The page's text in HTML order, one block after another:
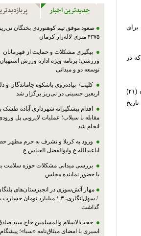
در
محرومیت‌های ناشی از دارا بودن چک برگشتی مندرج در ماده (۵) مکرر قانون صدور چک و همچنین ماده (۲۱)
حقیقی و حقوقی که چک ایشان از تاریخ ۱۴۰۴/۱۲/۰۹ تا تاریخ
جدیدترین اخبار
صعود موفق تیم کوهنوردی بختگان
۴۳۷۵ متری لاله‌زار کرمان
پیگیری مشکلات و حمایت از قهرمانان
ورزشی؛ برنامه ویژه اداره ورزش
توسعه دو و میدانی
کلیپ/ پیاده‌روی باشکوه جاماندگان و
اربعین حسینی در نی‌ریز برگزار شد
اقدام پیشگیرانه شهرداری آباده طشک
مقابله با سیلاب؛ عملیات لایروبی پل
انجام شد
ورود به کربلا و تشرف به حرم مطهر
اباعبدالله ع وابوالفضل العباس ع
بررسی میدانی مشکلات حوزه سلامت
با حضور نماینده مجلس
مهار آتش‌سوزی در انجیرستان‌های
/ سهل‌انگاری، ۱.۳ میلیارد تومان
گذاشت
حجت‌الاسلام والمسلمین حاج سید
اسیری با امضای میثاق‌نامه «سبا»؛ پیشگام